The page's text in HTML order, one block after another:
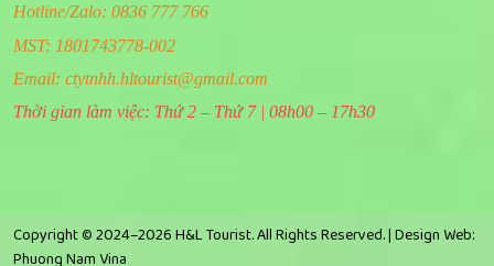
Hotline/Zalo: 0836 777 766
MST: 1801743778-002
Email: ctytnhh.hltourist@gmail.com
Thời gian làm việc: Thứ 2 – Thứ 7 | 08h00 – 17h30
Copyright © 2024–2026 H&L Tourist. All Rights Reserved. |Design Web:
Phuong Nam Vina